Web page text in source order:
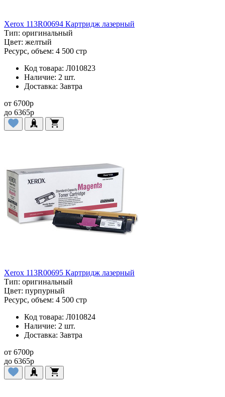
Xerox 113R00694 Картридж лазерный
Тип: оригинальный
Цвет: желтый
Ресурс, объем: 4 500 стр
Код товара: Л010823
Наличие: 2 шт.
Доставка: Завтра
от 6700p
до 6365p
Xerox 113R00695 Картридж лазерный
Тип: оригинальный
Цвет: пурпурный
Ресурс, объем: 4 500 стр
Код товара: Л010824
Наличие: 2 шт.
Доставка: Завтра
от 6700p
до 6365p